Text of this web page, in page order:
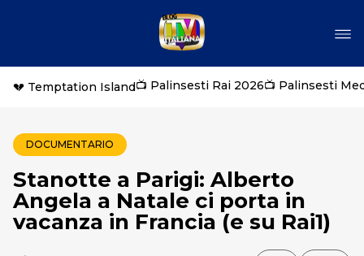
💔 Temptation Island📺 Palinsesti Rai 2026📺 Palinsesti
DOCUMENTARIO
Stanotte a Parigi: Alberto
Angela a Natale ci porta in
vacanza in Francia (e su Rai1)